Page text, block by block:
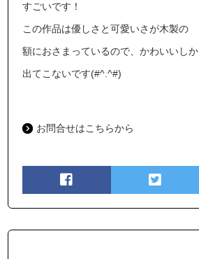
すごいです！
この作品は優しさと可愛いさが木製の
額におさまっているので、かわいいしか
出てこないです(#^.^#)
お問合せはこちらから